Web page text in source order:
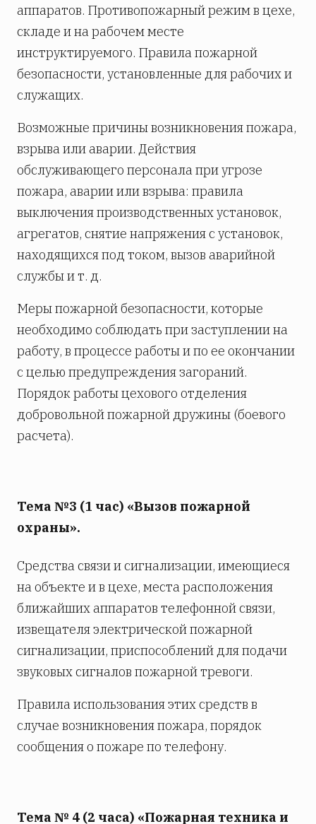
аппаратов. Противопожарный режим в цехе,
складе и на рабочем месте
инструктируемого. Правила пожарной
безопасности, установленные для рабочих и
служащих.
Возможные причины возникновения пожара,
взрыва или аварии. Действия
обслуживающего персонала при угрозе
пожара, аварии или взрыва: правила
выключения производственных установок,
агрегатов, снятие напряжения с установок,
находящихся под током, вызов аварийной
службы и т. д.
Меры пожарной безопасности, которые
необходимо соблюдать при заступлении на
работу, в процессе работы и по ее окончании
с целью предупреждения загораний.
Порядок работы цехового отделения
добровольной пожарной дружины (боевого
расчета).
Тема №3 (1 час) «Вызов пожарной
охраны».
Средства связи и сигнализации, имеющиеся
на объекте и в цехе, места расположения
ближайших аппаратов телефонной связи,
извещателя электрической пожарной
сигнализации, приспособлений для подачи
звуковых сигналов пожарной тревоги.
Правила использования этих средств в
случае возникновения пожара, порядок
сообщения о пожаре по телефону.
Тема № 4 (2 часа) «Пожарная техника и